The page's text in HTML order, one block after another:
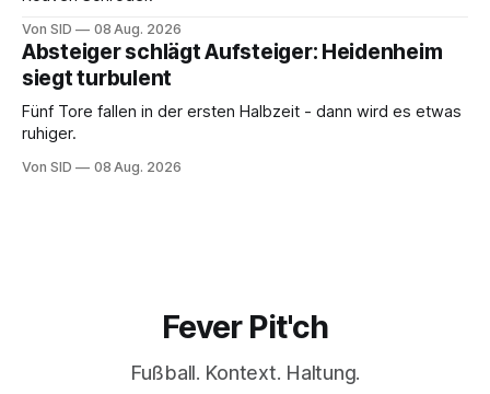
Von SID 08 Aug. 2026
Absteiger schlägt Aufsteiger: Heidenheim
siegt turbulent
Fünf Tore fallen in der ersten Halbzeit - dann wird es etwas
ruhiger.
Von SID 08 Aug. 2026
Fever Pit'ch
Fußball. Kontext. Haltung.